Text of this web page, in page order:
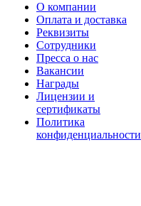
О компании
Оплата и доставка
Реквизиты
Сотрудники
Пресса о нас
Вакансии
Награды
Лицензии и
сертификаты
Политика
конфиденциальности